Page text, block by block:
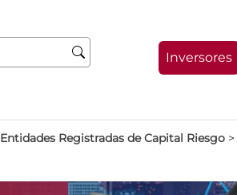
Inversores
Entidades Registradas de Capital Riesgo >